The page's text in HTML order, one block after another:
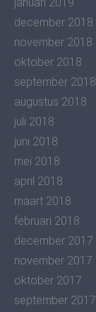
december 2018
november 2018
oktober 2018
september 2018
augustus 2018
juli 2018
juni 2018
mei 2018
april 2018
maart 2018
februari 2018
december 2017
november 2017
oktober 2017
september 2017